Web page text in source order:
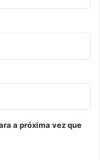
a próxima vez que